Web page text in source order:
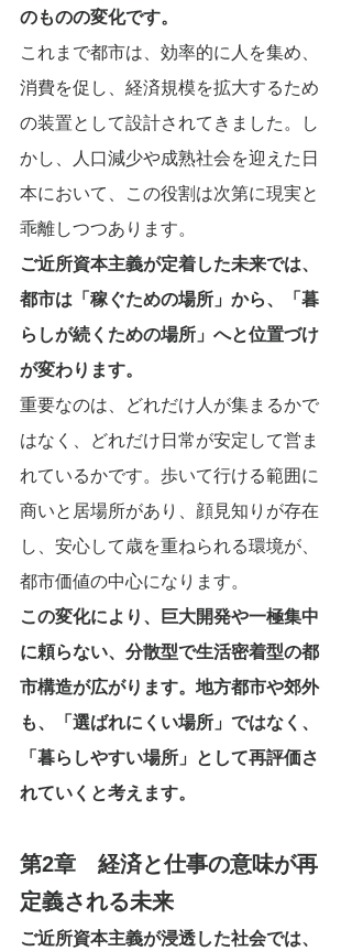
のものの変化です。
これまで都市は、効率的に人を集め、
消費を促し、経済規模を拡大するため
の装置として設計されてきました。し
かし、人口減少や成熟社会を迎えた日
本において、この役割は次第に現実と
乖離しつつあります。
ご近所資本主義が定着した未来では、
都市は「稼ぐための場所」から、「暮
らしが続くための場所」へと位置づけ
が変わります。
重要なのは、どれだけ人が集まるかで
はなく、どれだけ日常が安定して営ま
れているかです。歩いて行ける範囲に
商いと居場所があり、顔見知りが存在
し、安心して歳を重ねられる環境が、
都市価値の中心になります。
この変化により、巨大開発や一極集中
に頼らない、分散型で生活密着型の都
市構造が広がります。地方都市や郊外
も、「選ばれにくい場所」ではなく、
「暮らしやすい場所」として再評価さ
れていくと考えます。
第2章　経済と仕事の意味が再
定義される未来
ご近所資本主義が浸透した社会では、